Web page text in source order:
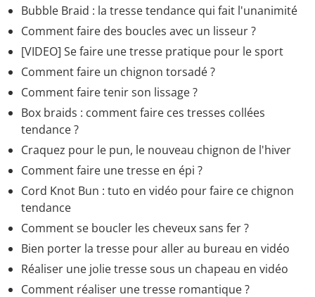
Bubble Braid : la tresse tendance qui fait l'unanimité
Comment faire des boucles avec un lisseur ?
[VIDEO] Se faire une tresse pratique pour le sport
Comment faire un chignon torsadé ?
Comment faire tenir son lissage ?
Box braids : comment faire ces tresses collées
tendance ?
Craquez pour le pun, le nouveau chignon de l'hiver
Comment faire une tresse en épi ?
Cord Knot Bun : tuto en vidéo pour faire ce chignon
tendance
Comment se boucler les cheveux sans fer ?
Bien porter la tresse pour aller au bureau en vidéo
Réaliser une jolie tresse sous un chapeau en vidéo
Comment réaliser une tresse romantique ?